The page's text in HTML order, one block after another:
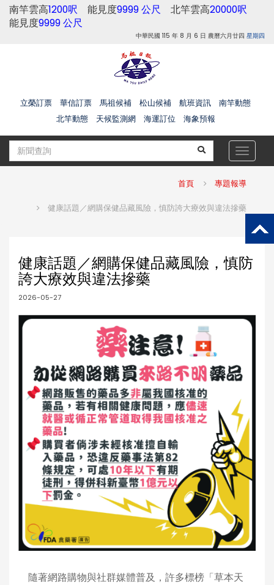
南竿雲高1200呎 能見度9999 公尺 北竿雲高20000呎
能見度9999 公尺
中華民國 115 年 8 月 6 日 農曆六月廿四 星期四
立榮訂票 華信訂票 馬祖候補 松山候補 航班資訊
南竿動態
北竿動態
天候監測網 海運訂位 海象預報
Toggle
首頁 專題報導
健康話題／網購保健品藏風險，慎防誇大療效與違法摻藥
健康話題／網購保健品藏風險，慎防
誇大療效與違法摻藥
2026-05-27
隨著網路購物與社群媒體普及，許多標榜「草本天